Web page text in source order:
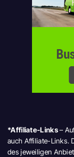
*Affiliate-Links–
auch Affiliate-Links.
des jeweiligen